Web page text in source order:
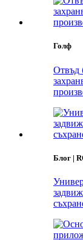
Голф
Отвъд
Блог |